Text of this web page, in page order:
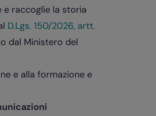
e raccoglie la storia
D.Lgs. 150/2026, artt.
dal Ministero del
e alla formazione e